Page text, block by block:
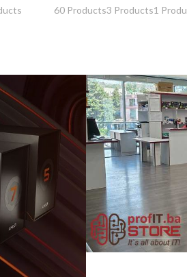
60 Products3 Products1